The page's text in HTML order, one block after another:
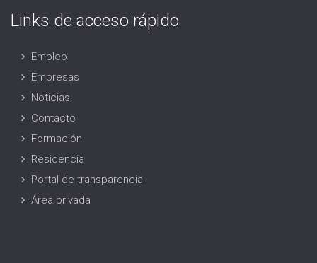
Links de acceso rápido
Empleo
Empresas
Noticias
Contacto
Formación
Residencia
Portal de transparencia
Área privada